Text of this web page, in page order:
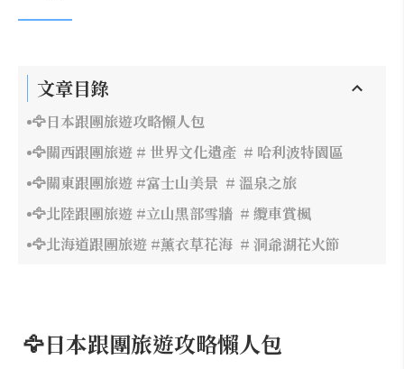
文章目錄
🦅日本跟團旅遊攻略懶人包
🦅關西跟團旅遊 # 世界文化遺產 # 哈利波特園區
🦅關東跟團旅遊 #富士山美景 # 溫泉之旅
🦅北陸跟團旅遊 #立山黑部雪牆 # 纜車賞楓
🦅北海道跟團旅遊 #薰衣草花海 # 洞爺湖花火節
🦅日本跟團旅遊攻略懶人包